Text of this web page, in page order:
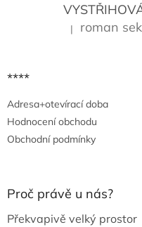
Hodnocení
| roman
****
Adresa+otevírací doba
Hodnocení obchodu
Obchodní podmínky
Proč právě u nás?
Překvapivě velký prostor